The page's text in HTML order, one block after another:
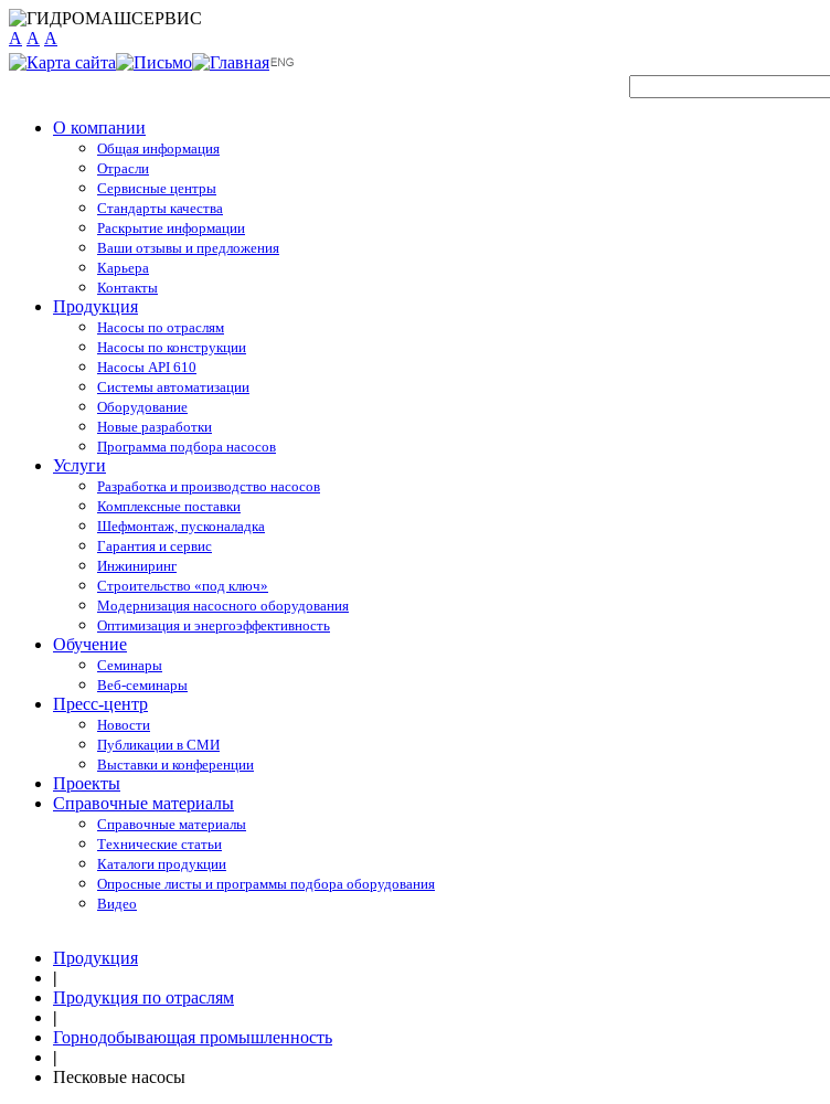
A A A
О компании
Общая информация
Отрасли
Сервисные центры
Стандарты качества
Раскрытие информации
Ваши отзывы и предложения
Карьера
Контакты
Продукция
Насосы по отраслям
Насосы по конструкции
Насосы API 610
Системы автоматизации
Оборудование
Новые разработки
Программа подбора насосов
Услуги
Разработка и производство насосов
Комплексные поставки
Шефмонтаж, пусконаладка
Гарантия и сервис
Инжиниринг
Строительство «под ключ»
Модернизация насосного оборудования
Оптимизация и энергоэффективность
Обучение
Семинары
Веб-семинары
Пресс-центр
Новости
Публикации в СМИ
Выставки и конференции
Проекты
Справочные материалы
Справочные материалы
Технические статьи
Каталоги продукции
Опросные листы и программы подбора оборудования
Видео
Продукция
|
Продукция по отраслям
|
Горнодобывающая промышленность
|
Песковые насосы